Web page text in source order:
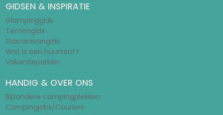
GIDSEN & INSPIRATIE
Glampinggids
Tentengids
Stacaravangids
Wat is een huurtent?
Vakantieparken
HANDIG & OVER ONS
Bijzondere campingplekken
Campingjobs/Couriers